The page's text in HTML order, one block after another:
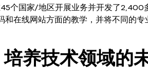
个国家/地区开展业务并开发了
和在线网站方面的教学，并将不同的专
养技术领域的